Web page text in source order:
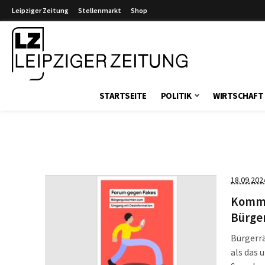
Leipziger Zeitung Stellenmarkt Shop
STARTSEITE POLITIK WIRTSCHAFT
als das